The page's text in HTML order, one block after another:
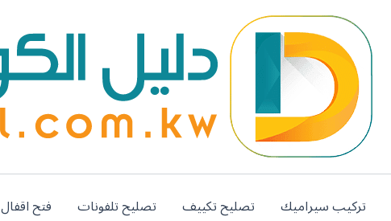
تركيب سيراميك تصليح تكييف تصليح تلفونات فتح اقفال